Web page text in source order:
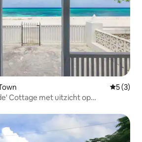
5 (3)
Cottage met uitzicht op